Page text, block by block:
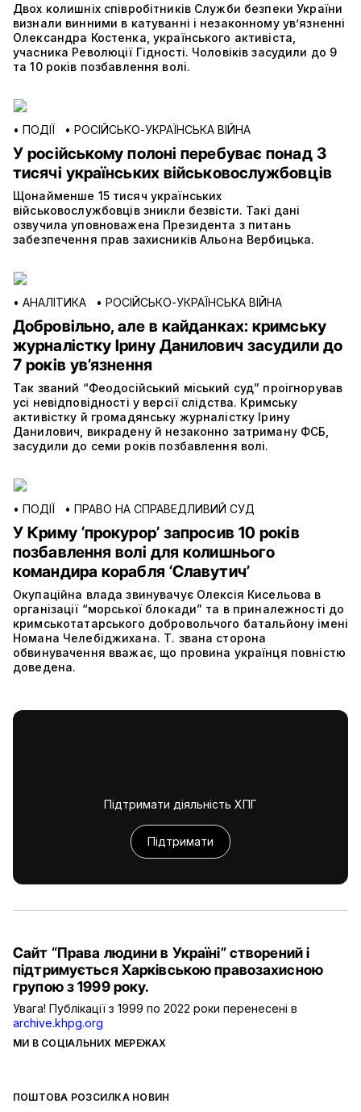
Двох колишніх співробітників Служби безпеки України
визнали винними в катуванні і незаконному ув’язненні
Олександра Костенка, українського активіста,
учасника Революції Гідності. Чоловіків засудили до 9
та 10 років позбавлення волі.
• ПОДІЇ • РОСІЙСЬКО-УКРАЇНСЬКА ВІЙНА
У російському полоні перебуває понад 3
тисячі українських військовослужбовців
Щонайменше 15 тисяч українських
військовослужбовців зникли безвісти. Такі дані
озвучила уповноважена Президента з питань
забезпечення прав захисників Альона Вербицька.
• АНАЛІТИКА • РОСІЙСЬКО-УКРАЇНСЬКА ВІЙНА
Добровільно, але в кайданках: кримську
журналістку Ірину Данилович засудили до
7 років ув’язнення
Так званий “Феодосійський міський суд” проігнорував
усі невідповідності у версії слідства. Кримську
активістку й громадянську журналістку Ірину
Данилович, викрадену й незаконно затриману ФСБ,
засудили до семи років позбавлення волі.
• ПОДІЇ • ПРАВО НА СПРАВЕДЛИВИЙ СУД
У Криму ‘прокурор’ запросив 10 років
позбавлення волі для колишнього
командира корабля ‘Славутич’
Окупаційна влада звинувачує Олексія Кисельова в
організації “морської блокади” та в приналежності до
кримськотатарського добровольчого батальйону імені
Номана Челебіджихана. Т. звана сторона
обвинувачення вважає, що провина українця повністю
доведена.
Підтримати діяльність ХПГ
Підтримати
ПОШТОВА РОЗСИЛКА НОВИН
МИ В СОЦІАЛЬНИХ МЕРЕЖАХ
Сайт “Права людини в Україні” створений і
підтримується Харківською правозахисною
групою з 1999 року.
Увага! Публікації з 1999 по 2022 роки перенесені в
archive.khpg.org